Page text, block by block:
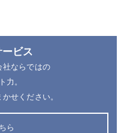
ビス
社ならではの
力。
せください。
ら